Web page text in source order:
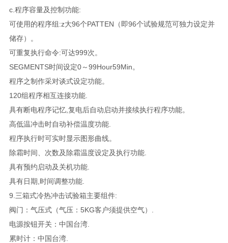
c.程序容量及控制功能:
可使用的程序组:z大96个PATTEN（即96个试验规范可独力设定并
储存）。
可重复执行命令:可达999次。
SEGMENTS时间设定0～99Hour59Min。
程序之制作采对谈式设定功能。
120组程序相互连接功能.
具有断电程序记忆,复电后自动启动并接续执行程序功能。
高低温冲击时自动补偿温度功能.
程序执行时可实时显示图形曲线。
除霜时间、次数及除霜温度设定及执行功能.
具有预约启动及关机功能.
具有日期,时间调整功能.
9.三箱式冷热冲击试验箱主要组件:
阀门：气压式（气压：5KG客户须提供空气）.
电源按钮开关：中国台湾.
累时计：中国台湾.